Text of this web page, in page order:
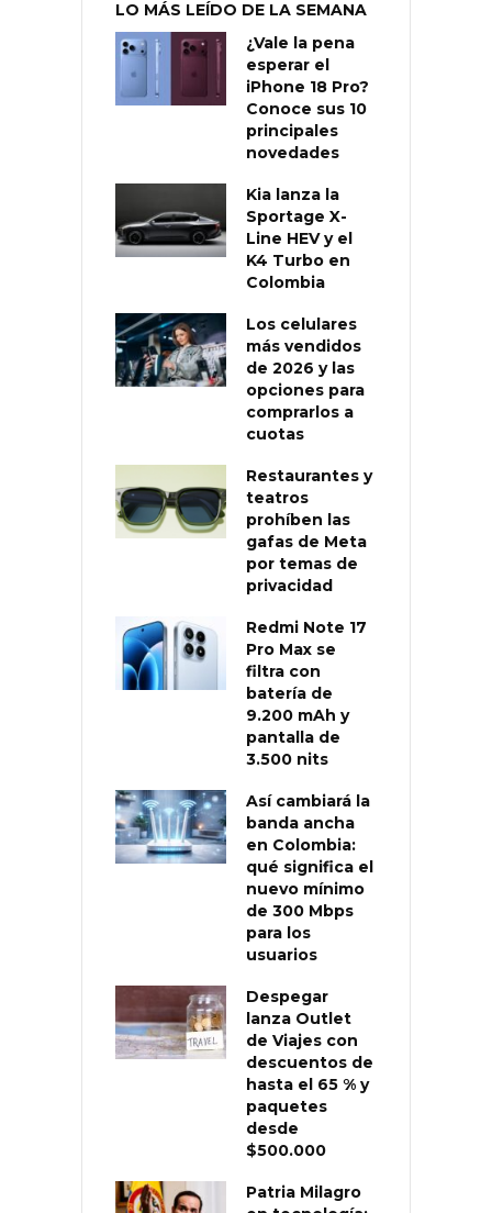
LO MÁS LEÍDO DE LA SEMANA
¿Vale la pena
esperar el
iPhone 18 Pro?
Conoce sus 10
principales
novedades
Kia lanza la
Sportage X-
Line HEV y el
K4 Turbo en
Colombia
Los celulares
más vendidos
de 2026 y las
opciones para
comprarlos a
cuotas
Restaurantes y
teatros
prohíben las
gafas de Meta
por temas de
privacidad
Redmi Note 17
Pro Max se
filtra con
batería de
9.200 mAh y
pantalla de
3.500 nits
Así cambiará la
banda ancha
en Colombia:
qué significa el
nuevo mínimo
de 300 Mbps
para los
usuarios
Despegar
lanza Outlet
de Viajes con
descuentos de
hasta el 65 % y
paquetes
desde
$500.000
Patria Milagro